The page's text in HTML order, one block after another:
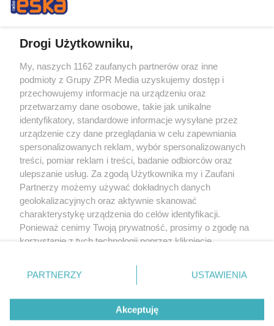
Żaden utwór zamieszczony w serwisie nie może być powielany i
rozpowszechniany lub dalej rozpowszechniany w jakikolwiek sposób (w
tym także elektroniczny lub mechaniczny) na jakimkolwiek polu
eksploatacji w jakiejkolwiek formie, włącznie z umieszczaniem w Internecie
bez pisemnej zgody właściciela praw. Jakiekolwiek użycie lub
wykorzystanie utworów w całości lub w części z naruszeniem prawa, tzn.
bez właściwej zgody, jest zabronione pod groźbą kary i może być ścigane
prawnie.
O nas
Drogi Użytkowniku,
My, naszych 1162 zaufanych partnerów oraz inne
podmioty z Grupy ZPR Media uzyskujemy dostęp i
przechowujemy informacje na urządzeniu oraz
przetwarzamy dane osobowe, takie jak unikalne
identyfikatory, standardowe informacje wysyłane przez
urządzenie czy dane przeglądania w celu zapewniania
spersonalizowanych reklam, wybór spersonalizowanych
treści, pomiar reklam i treści, badanie odbiorców oraz
ulepszanie usług. Za zgodą Użytkownika my i Zaufani
Partnerzy możemy używać dokładnych danych
geolokalizacyjnych oraz aktywnie skanować
charakterystykę urządzenia do celów identyfikacji.
Ponieważ cenimy Twoją prywatność, prosimy o zgodę na
korzystanie z tych technologii poprzez kliknięcie
zmienić/wycofać klikając przycisk ustawień prywatności
znajdujący się w lewym dolnym rogu strony
rodzaje przetwarzania danych nie wymagają zgody
użytkownika, ale masz prawo sprzeciwić się takiemu
przetwarzaniu. Preferencje będą miały zastosowanie tylko
PARTNERZY USTAWIENIA
Akceptuję